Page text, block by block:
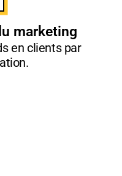
marketing
en clients par